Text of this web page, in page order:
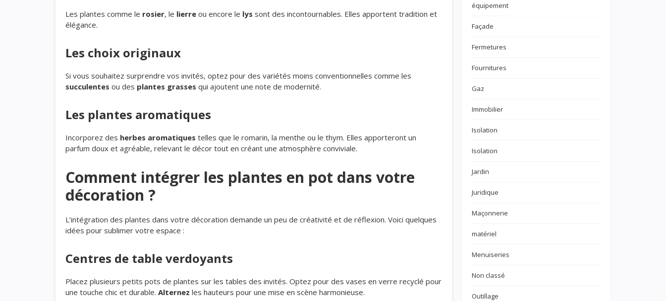
Les plantes comme le rosier, le lierre ou encore le lys sont des incontournables. Elles apportent tradition et
élégance.
Les choix originaux
Si vous souhaitez surprendre vos invités, optez pour des variétés moins conventionnelles comme les
succulentes ou des plantes grasses qui ajoutent une note de modernité.
Les plantes aromatiques
Incorporez des herbes aromatiques telles que le romarin, la menthe ou le thym. Elles apporteront un
parfum doux et agréable, relevant le décor tout en créant une atmosphère conviviale.
Comment intégrer les plantes en pot dans votre
décoration ?
L’intégration des plantes dans votre décoration demande un peu de créativité et de réflexion. Voici quelques
idées pour sublimer votre espace :
Centres de table verdoyants
Placez plusieurs petits pots de plantes sur les tables des invités. Optez pour des vases en verre recyclé pour
une touche chic et durable. Alternez les hauteurs pour une mise en scène harmonieuse.
équipement
Façade
Fermetures
Fournitures
Gaz
Immobilier
Isolation
Isolation
Jardin
Juridique
Maçonnerie
matériel
Menuiseries
Non classé
Outillage